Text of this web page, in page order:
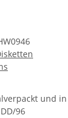
und
96